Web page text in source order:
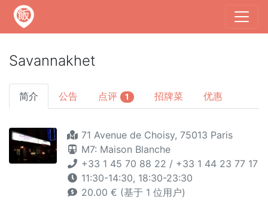
Savannakhet
简介 公告 点评 1 招牌菜 优惠
71 Avenue de Choisy, 75013 Paris
M7: Maison Blanche
+33 1 45 70 88 22 / +33 1 44 23 77 17
11:30-14:30, 18:30-23:30
20.00 € (基于 1 位用户)